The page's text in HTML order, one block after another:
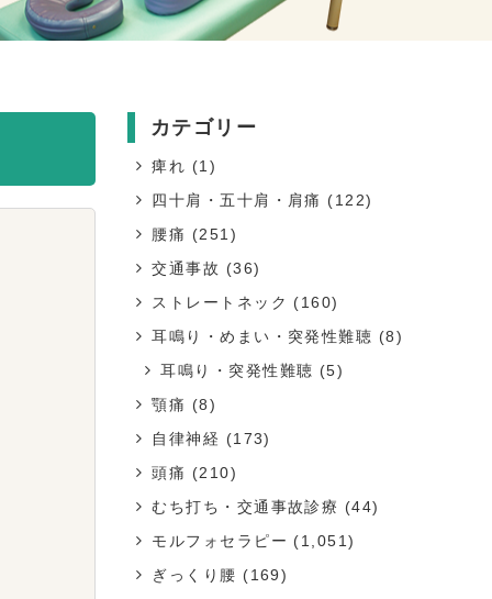
カテゴリー
痺れ (1)
四十肩・五十肩・肩痛 (122)
腰痛 (251)
交通事故 (36)
ストレートネック (160)
耳鳴り・めまい・突発性難聴 (8)
耳鳴り・突発性難聴 (5)
顎痛 (8)
自律神経 (173)
頭痛 (210)
むち打ち・交通事故診療 (44)
モルフォセラピー (1,051)
ぎっくり腰 (169)